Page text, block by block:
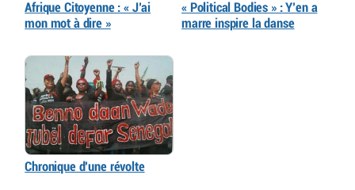
Afrique Citoyenne : « J’ai
mon mot à dire »
« Political Bodies » : Y’en a
marre inspire la danse
Chronique d’une révolte